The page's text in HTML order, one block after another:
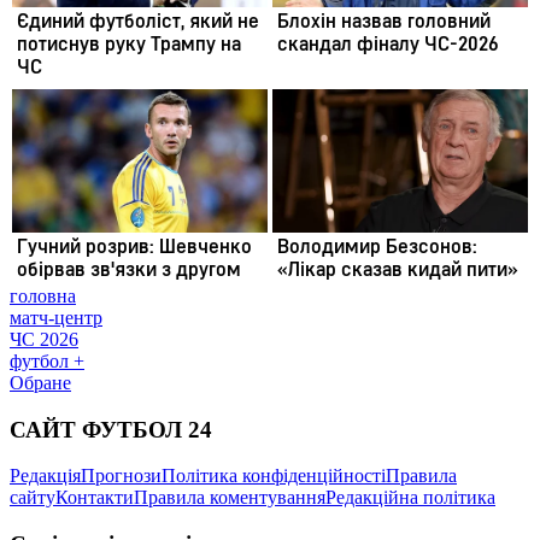
головна
матч-центр
ЧС 2026
футбол +
Обране
САЙТ ФУТБОЛ 24
РедакціяПрогнозиПолітика конфіденційностіПравила
сайтуКонтактиПравила коментуванняРедакційна політика